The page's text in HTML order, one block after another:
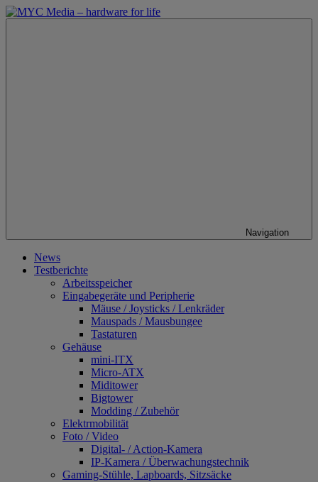
Zum
Inhalt
Navigation
News
Testberichte
Arbeitsspeicher
Eingabegeräte und Peripherie
Mäuse / Joysticks / Lenkräder
Mauspads / Mausbungee
Tastaturen
Gehäuse
mini-ITX
Micro-ATX
Miditower
Bigtower
Modding / Zubehör
Elektrmobilität
Foto / Video
Digital- / Action-Kamera
IP-Kamera / Überwachungstechnik
Gaming-Stühle, Lapboards, Sitzsäcke